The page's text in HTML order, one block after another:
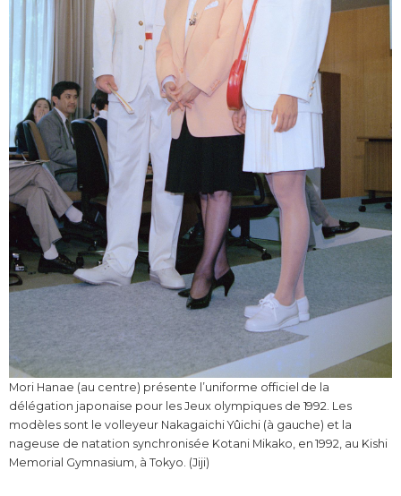
Mori Hanae (au centre) présente l’uniforme officiel de la
délégation japonaise pour les Jeux olympiques de 1992. Les
modèles sont le volleyeur Nakagaichi Yûichi (à gauche) et la
nageuse de natation synchronisée Kotani Mikako, en 1992, au Kishi
Memorial Gymnasium, à Tokyo. (Jiji)